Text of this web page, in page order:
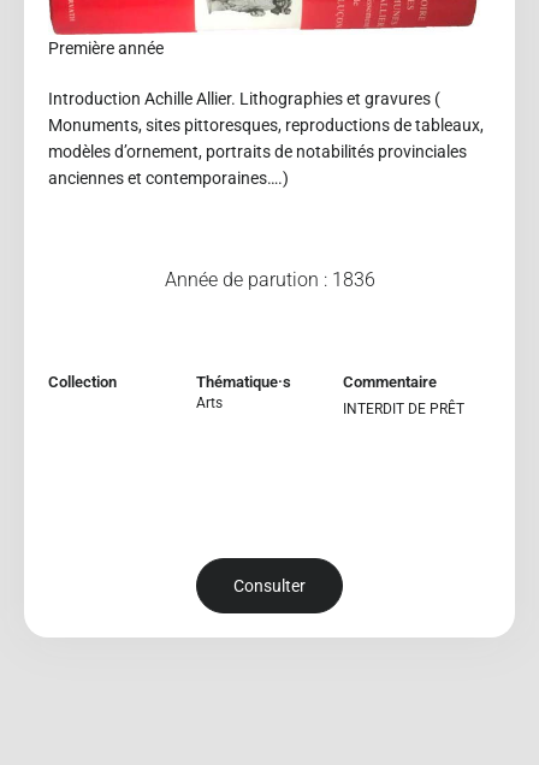
Première année
Introduction Achille Allier. Lithographies et gravures (
Monuments, sites pittoresques, reproductions de tableaux,
modèles d’ornement, portraits de notabilités provinciales
anciennes et contemporaines….)
Année de parution : 1836
Collection Thématique·s
Arts
Commentaire
INTERDIT DE PRÊT
Consulter